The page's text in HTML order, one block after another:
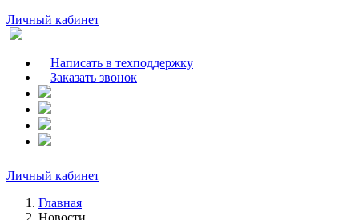
Личный кабинет
Написать в техподдержку
Заказать звонок
Личный кабинет
Главная
Новости